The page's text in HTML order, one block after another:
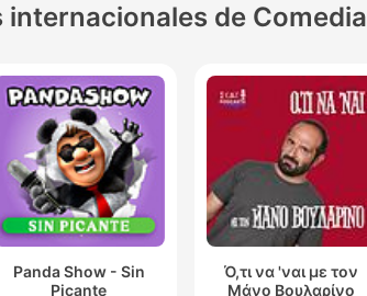
internacionales de Comedia
Panda Show - Sin
Picante
Ό,τι να 'ναι με τον
Μάνο Βουλαρίνο